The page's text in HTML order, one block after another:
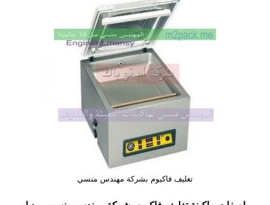
تغليف فاكيوم بشركة مهندس منسي